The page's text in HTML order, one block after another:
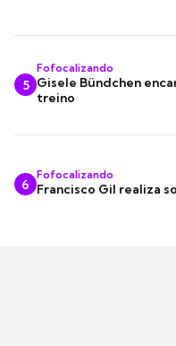
5
Fofocalizando
Gisele Bündchen
treino
6
Fofocalizando
Francisco Gil realiza